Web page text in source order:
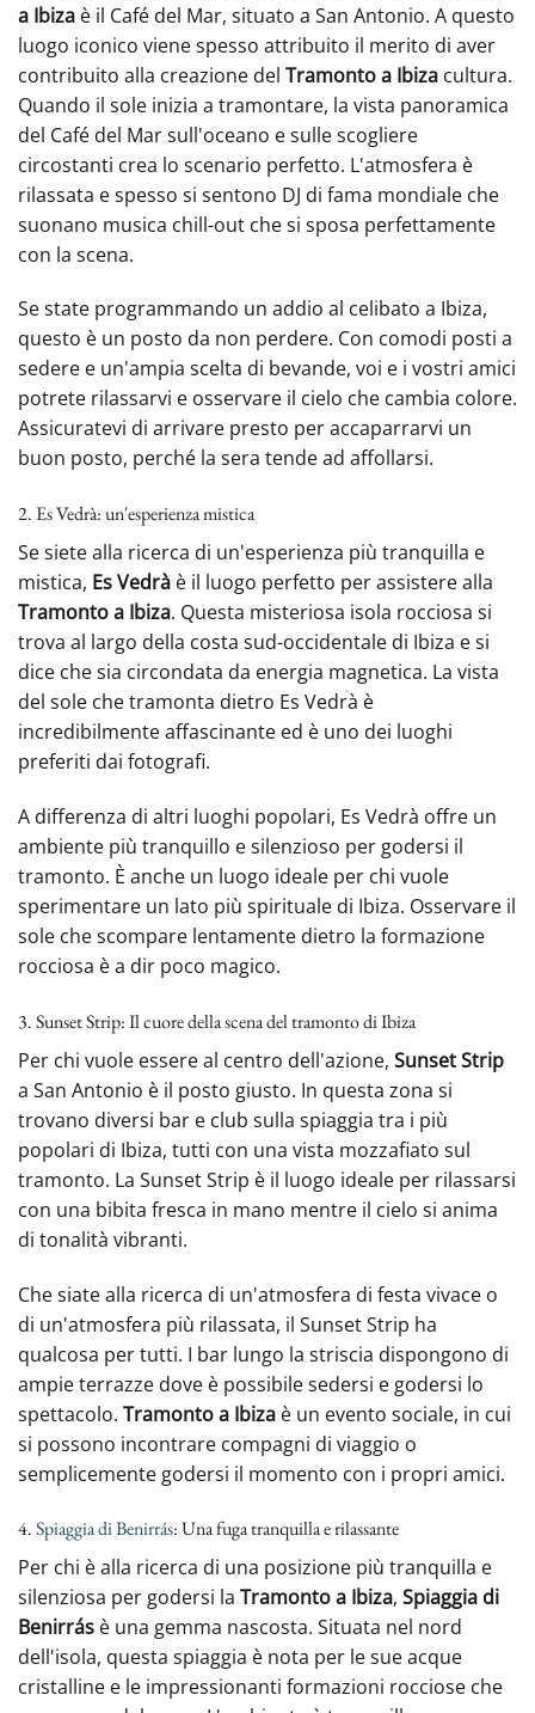
a Ibiza è il Café del Mar, situato a San Antonio. A questo
luogo iconico viene spesso attribuito il merito di aver
contribuito alla creazione del Tramonto a Ibiza cultura.
Quando il sole inizia a tramontare, la vista panoramica
del Café del Mar sull'oceano e sulle scogliere
circostanti crea lo scenario perfetto. L'atmosfera è
rilassata e spesso si sentono DJ di fama mondiale che
suonano musica chill-out che si sposa perfettamente
con la scena.
Se state programmando un addio al celibato a Ibiza,
questo è un posto da non perdere. Con comodi posti a
sedere e un'ampia scelta di bevande, voi e i vostri amici
potrete rilassarvi e osservare il cielo che cambia colore.
Assicuratevi di arrivare presto per accaparrarvi un
buon posto, perché la sera tende ad affollarsi.
2. Es Vedrà: un'esperienza mistica
Se siete alla ricerca di un'esperienza più tranquilla e
mistica, Es Vedrà è il luogo perfetto per assistere alla
Tramonto a Ibiza. Questa misteriosa isola rocciosa si
trova al largo della costa sud-occidentale di Ibiza e si
dice che sia circondata da energia magnetica. La vista
del sole che tramonta dietro Es Vedrà è
incredibilmente affascinante ed è uno dei luoghi
preferiti dai fotografi.
A differenza di altri luoghi popolari, Es Vedrà offre un
ambiente più tranquillo e silenzioso per godersi il
tramonto. È anche un luogo ideale per chi vuole
sperimentare un lato più spirituale di Ibiza. Osservare il
sole che scompare lentamente dietro la formazione
rocciosa è a dir poco magico.
3. Sunset Strip: Il cuore della scena del tramonto di Ibiza
Per chi vuole essere al centro dell'azione, Sunset Strip
a San Antonio è il posto giusto. In questa zona si
trovano diversi bar e club sulla spiaggia tra i più
popolari di Ibiza, tutti con una vista mozzafiato sul
tramonto. La Sunset Strip è il luogo ideale per rilassarsi
con una bibita fresca in mano mentre il cielo si anima
di tonalità vibranti.
Che siate alla ricerca di un'atmosfera di festa vivace o
di un'atmosfera più rilassata, il Sunset Strip ha
qualcosa per tutti. I bar lungo la striscia dispongono di
ampie terrazze dove è possibile sedersi e godersi lo
spettacolo. Tramonto a Ibiza è un evento sociale, in cui
si possono incontrare compagni di viaggio o
semplicemente godersi il momento con i propri amici.
4.Spiaggia di Benirrás: Una fuga tranquilla e rilassante
Per chi è alla ricerca di una posizione più tranquilla e
silenziosa per godersi la Tramonto a Ibiza, Spiaggia di
Benirrás è una gemma nascosta. Situata nel nord
dell'isola, questa spiaggia è nota per le sue acque
cristalline e le impressionanti formazioni rocciose che